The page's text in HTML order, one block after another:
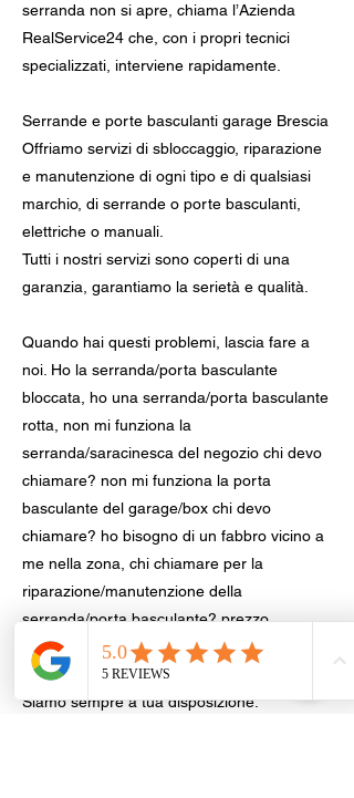
serranda non si apre, chiama l’Azienda
RealService24 che, con i propri tecnici
specializzati, interviene rapidamente.
Serrande e porte basculanti garage Brescia
Offriamo servizi di sbloccaggio, riparazione
e manutenzione di ogni tipo e di qualsiasi
marchio, di serrande o porte basculanti,
elettriche o manuali.
Tutti i nostri servizi sono coperti di una
garanzia, garantiamo la serietà e qualità.
Quando hai questi problemi, lascia fare a
noi. Ho la serranda/porta basculante
bloccata, ho una serranda/porta basculante
rotta, non mi funziona la
serranda/saracinesca del negozio chi devo
chiamare? non mi funziona la porta
basculante del garage/box chi devo
chiamare? ho bisogno di un fabbro vicino a
me nella zona, chi chiamare per la
riparazione/manutenzione della
serranda/porta basculante? prezzo
riparazione/manutenzione della
serranda/porta basculante? Fabbro Brescia,
Siamo sempre a tua disposizione.